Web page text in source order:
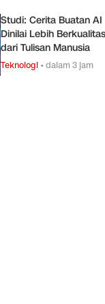
Studi: Cerita Buatan AI
Dinilai Lebih Berkualitas
dari Tulisan Manusia
Teknologi •dalam 3 jam